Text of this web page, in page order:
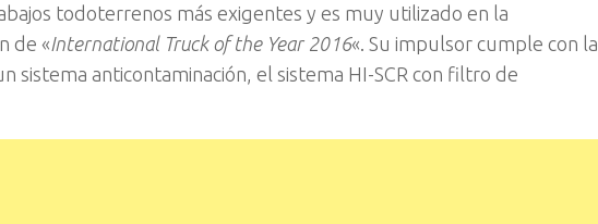
todoterrenos más exigentes y es muy utilizado en la
de «International Truck of the Year 2016«. Su impulsor cumple con la
sistema anticontaminación, el sistema HI-SCR con filtro de